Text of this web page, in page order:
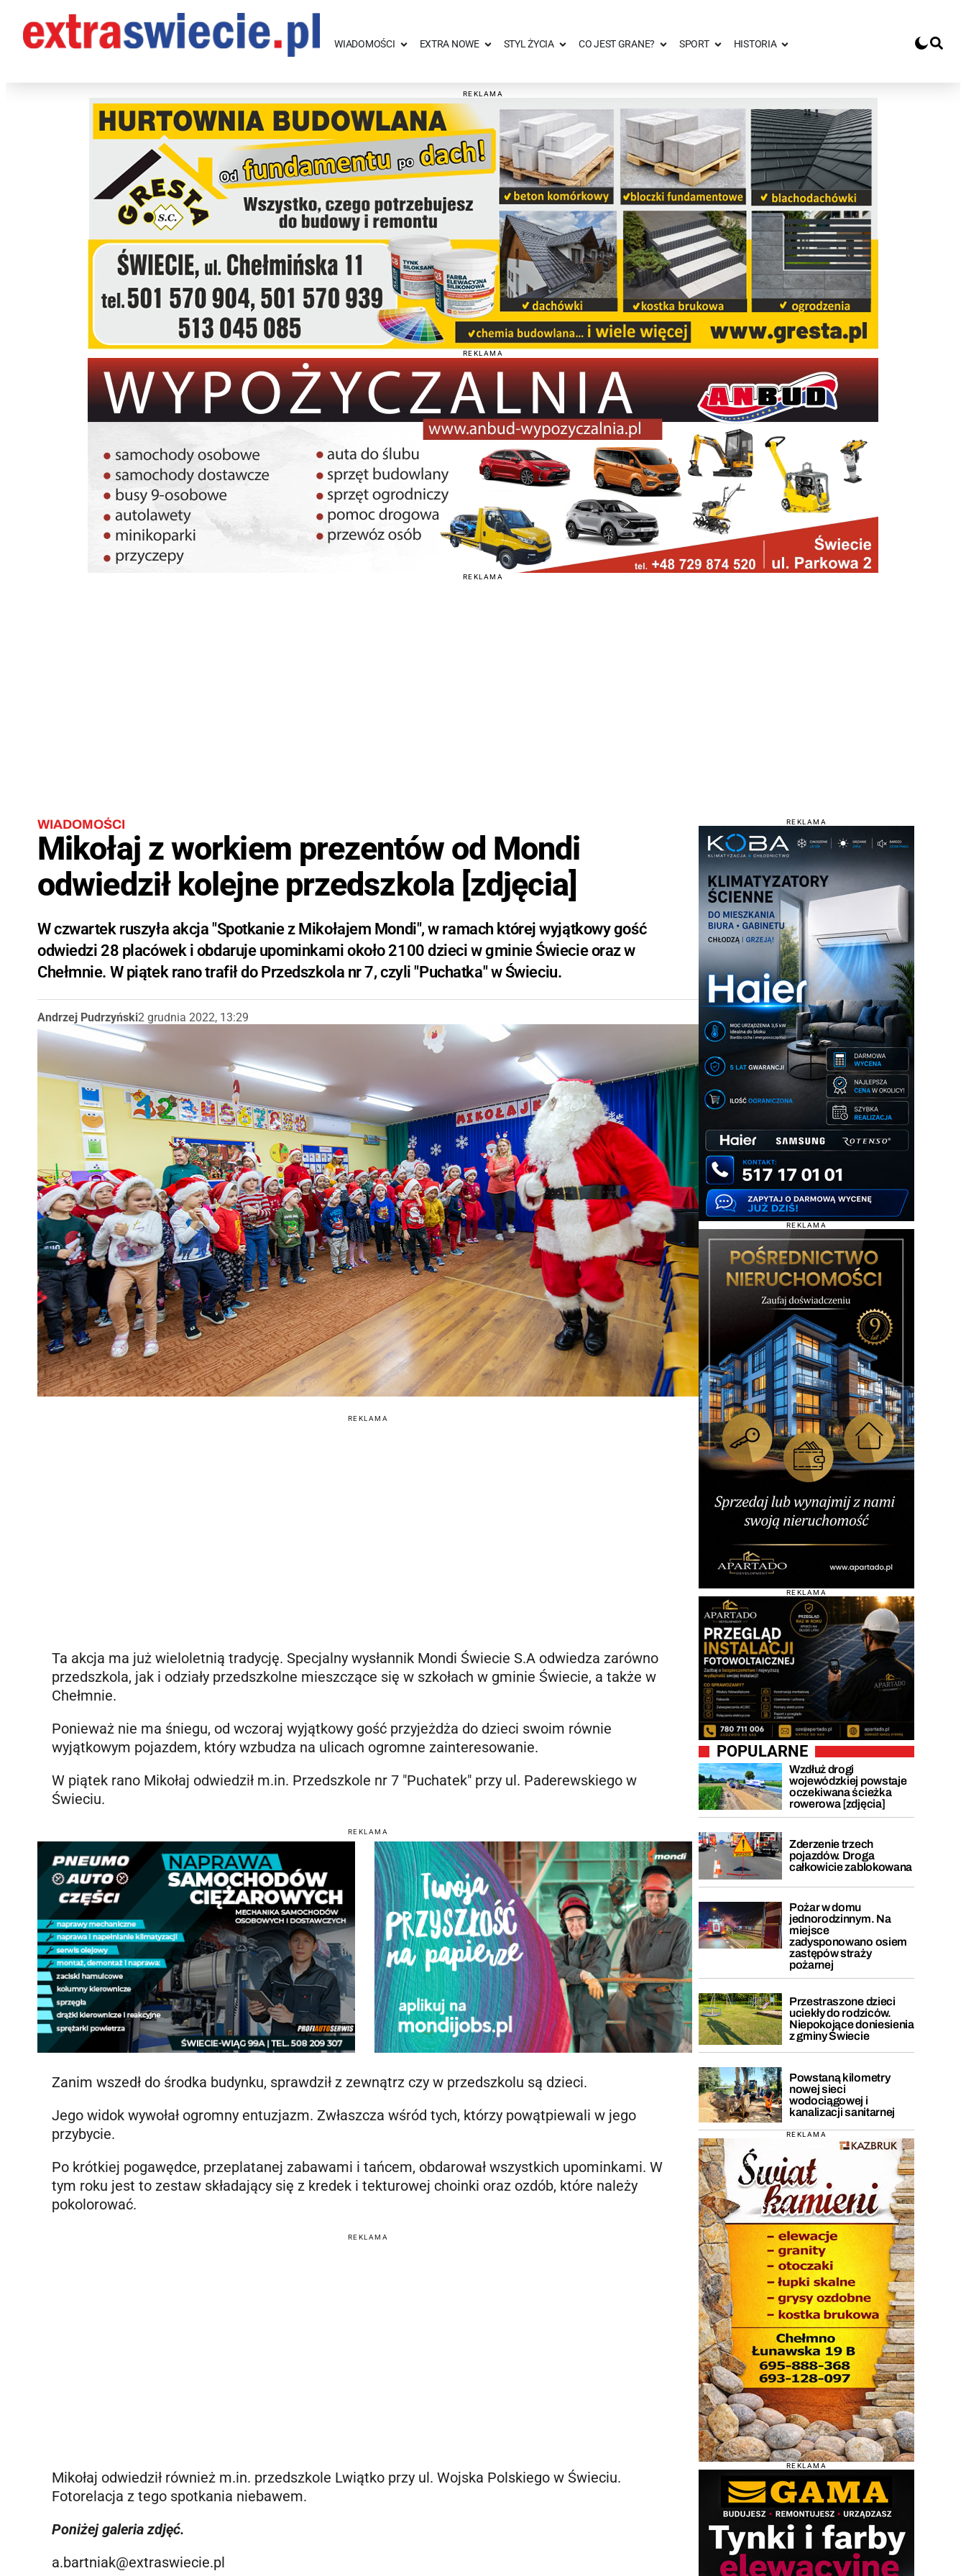
WIADOMOŚCI EXTRA NOWE STYL ŻYCIA CO JEST GRANE? SPORT HISTORIA
REKLAMA
REKLAMA
REKLAMA
WIADOMOŚCI
Mikołaj z workiem prezentów od Mondi
odwiedził kolejne przedszkola [zdjęcia]
W czwartek ruszyła akcja "Spotkanie z Mikołajem Mondi", w ramach której wyjątkowy gość
odwiedzi 28 placówek i obdaruje upominkami około 2100 dzieci w gminie Świecie oraz w
Chełmnie. W piątek rano trafił do Przedszkola nr 7, czyli "Puchatka" w Świeciu.
Andrzej Pudrzyński2 grudnia 2022, 13:29
REKLAMA
Ta akcja ma już wieloletnią tradycję. Specjalny wysłannik Mondi Świecie S.A odwiedza zarówno
przedszkola, jak i odziały przedszkolne mieszczące się w szkołach w gminie Świecie, a także w
Chełmnie.
Ponieważ nie ma śniegu, od wczoraj wyjątkowy gość przyjeżdża do dzieci swoim równie
wyjątkowym pojazdem, który wzbudza na ulicach ogromne zainteresowanie.
W piątek rano Mikołaj odwiedził m.in. Przedszkole nr 7 "Puchatek" przy ul. Paderewskiego w
Świeciu.
REKLAMA
Zanim wszedł do środka budynku, sprawdził z zewnątrz czy w przedszkolu są dzieci.
Jego widok wywołał ogromny entuzjazm. Zwłaszcza wśród tych, którzy powątpiewali w jego
przybycie.
Po krótkiej pogawędce, przeplatanej zabawami i tańcem, obdarował wszystkich upominkami. W
tym roku jest to zestaw składający się z kredek i tekturowej choinki oraz ozdób, które należy
pokolorować.
REKLAMA
Mikołaj odwiedził również m.in. przedszkole Lwiątko przy ul. Wojska Polskiego w Świeciu.
Fotorelacja z tego spotkania niebawem.
Poniżej galeria zdjęć.
a.bartniak@extraswiecie.pl
REKLAMA
REKLAMA
REKLAMA
POPULARNE
Wzdłuż drogi
wojewódzkiej powstaje
oczekiwana ścieżka
rowerowa [zdjęcia]
Zderzenie trzech
pojazdów. Droga
całkowicie zablokowana
Pożar w domu
jednorodzinnym. Na
miejsce
zadysponowano osiem
zastępów straży
pożarnej
Przestraszone dzieci
uciekły do rodziców.
Niepokojące doniesienia
z gminy Świecie
Powstaną kilometry
nowej sieci
wodociągowej i
kanalizacji sanitarnej
REKLAMA
REKLAMA